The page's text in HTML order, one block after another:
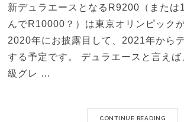
新デュラエースとなるR9200（または
んでR10000？）は東京オリンピック
2020年にお披露目して、2021年から
する予定です。 デュラエースと言えば
級グレ …
CONTINUE READING